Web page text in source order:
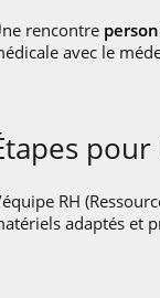
rencontre
avec le
RH
adaptés et